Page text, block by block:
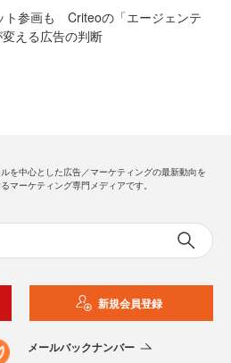
ト参画も Criteoの「エージェンテ
える広告の判断
を中心とした広告／マーケティングの最新動向を
マーケティング専門メディアです。
新規会員登録
メールバックナンバー